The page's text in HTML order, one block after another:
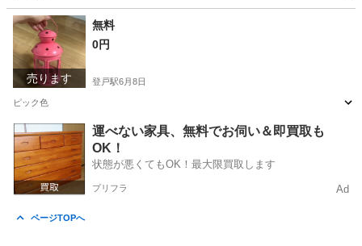
神奈川 川崎市 登戸駅
売ります
無料
0円
登戸駅6月8日
ピック色
神奈川 川崎市 登戸駅 キッチン家電 ピック
運べない家具、無料でお伺い＆即買取も
OK！
状態が悪くてもOK！最大限買取します
プリフラ Ad
ページTOPへ